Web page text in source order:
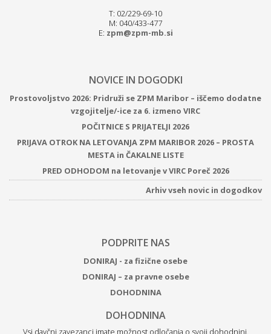
T: 02/229-69-10
M: 040/433-477
E: zpm@zpm-mb.si
NOVICE IN DOGODKI
Prostovoljstvo 2026: Pridruži se ZPM Maribor – iščemo dodatne
vzgojitelje/-ice za 6. izmeno VIRC
POČITNICE S PRIJATELJI 2026
PRIJAVA OTROK NA LETOVANJA ZPM MARIBOR 2026 – PROSTA
MESTA in ČAKALNE LISTE
PRED ODHODOM na letovanje v VIRC Poreč 2026
Arhiv vseh novic in dogodkov
PODPRITE NAS
DONIRAJ - za fizične osebe
DONIRAJ – za pravne osebe
DOHODNINA
DOHODNINA
Vsi davčni zavezanci imate možnost odločanja o svoji dohodnini.